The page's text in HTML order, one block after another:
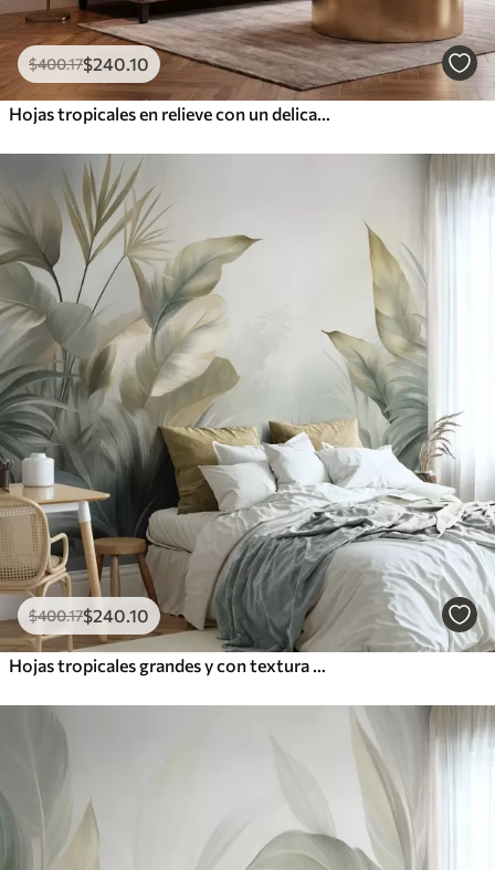
$400.17$240 .10
$400.17$240 .10